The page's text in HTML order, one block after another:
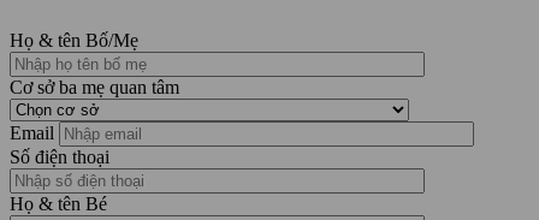
Họ & tên Bố/Mẹ
Cơ sở ba mẹ quan tâm
Email
Số điện thoại
Họ & tên Bé